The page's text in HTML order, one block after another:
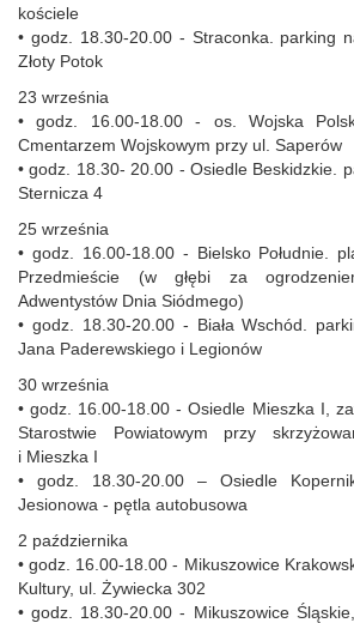
kościele
• godz. 18.30-20.00 - Straconka. parking
Złoty Potok
23 września
• godz. 16.00-18.00 - os. Wojska
Cmentarzem Wojskowym przy ul. Saperów
• godz. 18.30- 20.00 - Osiedle Beskidzkie.
Sternicza 4
25 września
• godz. 16.00-18.00 - Bielsko Południe.
Przedmieście (w głębi za
Adwentystów Dnia Siódmego)
• godz. 18.30-20.00 - Biała Wschód.
Jana Paderewskiego i Legionów
30 września
• godz. 16.00-18.00 - Osiedle Mieszka I,
Starostwie Powiatowym przy
i Mieszka I
• godz. 18.30-20.00 – Osiedle
Jesionowa - pętla autobusowa
2 października
• godz. 16.00-18.00 - Mikuszowice
Kultury, ul. Żywiecka 302
• godz. 18.30-20.00 - Mikuszowice